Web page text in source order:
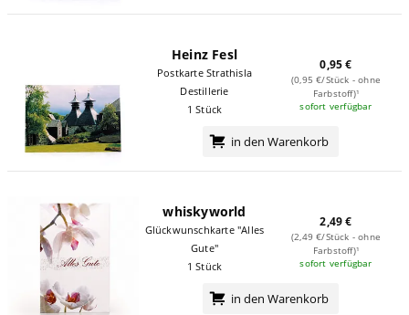
Heinz Fesl
Postkarte Strathisla
Destillerie
1 Stück
0,95 €
(0,95 €/Stück - ohne
Farbstoff)¹
sofort verfügbar
in den Warenkorb
whiskyworld
Glückwunschkarte "Alles
Gute"
1 Stück
2,49 €
(2,49 €/Stück - ohne
Farbstoff)¹
sofort verfügbar
in den Warenkorb